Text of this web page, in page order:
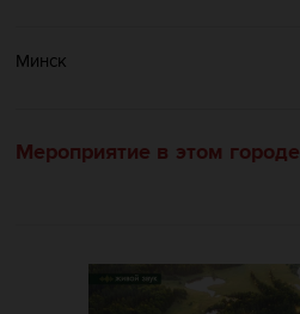
Минск
Мероприятие в этом